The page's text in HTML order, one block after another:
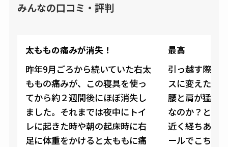
みんなの口コミ・評判
太ももの痛みが消失！
昨年9月ごろから続いていた右太
ももの痛みが、この寝具を使っ
てから約２週間後にほぼ消失し
ました。それまでは夜中にトイ
レに起きた時や朝の起床時に右
足に体重をかけると太ももに痛
最高
引っ越す際に
スに変えたん
腰と肩が猛烈
なのか？とご
近く経ちあま
ールでこちら